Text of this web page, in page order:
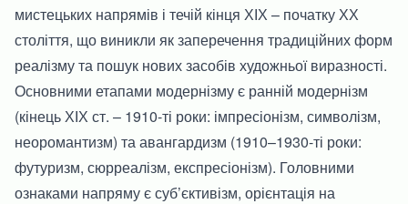
мистецьких напрямів і течій кінця ХІХ – початку ХХ
століття, що виникли як заперечення традиційних форм
реалізму та пошук нових засобів художньої виразності.
Основними етапами модернізму є ранній модернізм
(кінець ХІХ ст. – 1910-ті роки: імпресіонізм, символізм,
неоромантизм) та авангардизм (1910–1930-ті роки:
футуризм, сюрреалізм, експресіонізм). Головними
ознаками напряму є суб’єктивізм, орієнтація на